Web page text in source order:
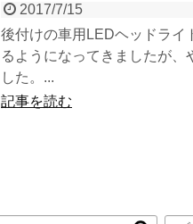
2017/7/15
後付けの車用LEDヘッドライ
るようになってきましたが
した。...
記事を読む